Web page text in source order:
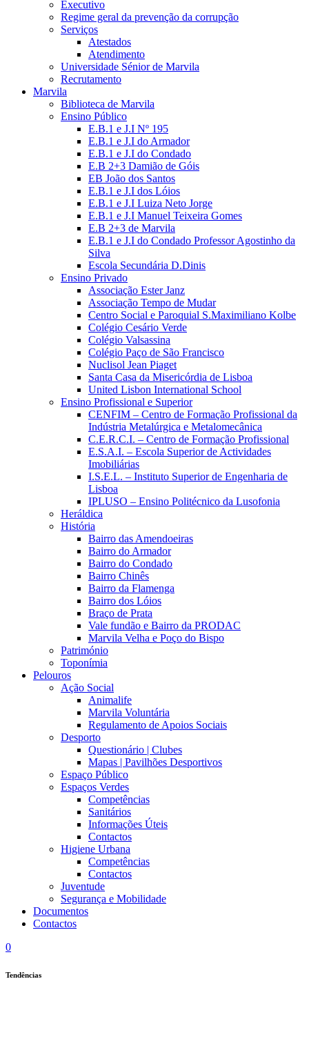
Executivo
Regime geral da prevenção da corrupção
Serviços
Atestados
Atendimento
Universidade Sénior de Marvila
Recrutamento
Marvila
Biblioteca de Marvila
Ensino Público
E.B.1 e J.I Nº 195
E.B.1 e J.I do Armador
E.B.1 e J.I do Condado
E.B 2+3 Damião de Góis
EB João dos Santos
E.B.1 e J.I dos Lóios
E.B.1 e J.I Luiza Neto Jorge
E.B.1 e J.I Manuel Teixeira Gomes
E.B 2+3 de Marvila
E.B.1 e J.I do Condado Professor Agostinho da
Silva
Escola Secundária D.Dinis
Ensino Privado
Associação Ester Janz
Associação Tempo de Mudar
Centro Social e Paroquial S.Maximiliano Kolbe
Colégio Cesário Verde
Colégio Valsassina
Colégio Paço de São Francisco
Nuclisol Jean Piaget
Santa Casa da Misericórdia de Lisboa
United Lisbon International School
Ensino Profissional e Superior
CENFIM – Centro de Formação Profissional da
Indústria Metalúrgica e Metalomecânica
C.E.R.C.I. – Centro de Formação Profissional
E.S.A.I. – Escola Superior de Actividades
Imobiliárias
I.S.E.L. – Instituto Superior de Engenharia de
Lisboa
IPLUSO – Ensino Politécnico da Lusofonia
Heráldica
História
Bairro das Amendoeiras
Bairro do Armador
Bairro do Condado
Bairro Chinês
Bairro da Flamenga
Bairro dos Lóios
Braço de Prata
Vale fundão e Bairro da PRODAC
Marvila Velha e Poço do Bispo
Património
Toponímia
Pelouros
Ação Social
Animalife
Marvila Voluntária
Regulamento de Apoios Sociais
Desporto
Questionário | Clubes
Mapas | Pavilhões Desportivos
Espaço Público
Espaços Verdes
Competências
Sanitários
Informações Úteis
Contactos
Higiene Urbana
Competências
Contactos
Juventude
Segurança e Mobilidade
Documentos
Contactos
0
Tendências